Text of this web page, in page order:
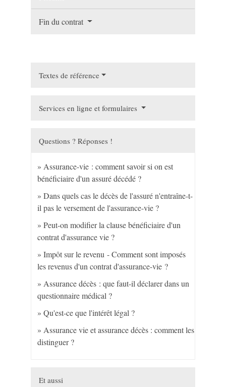
Fin du contrat
Textes de référence
Services en ligne et formulaires
Questions ? Réponses !
Assurance-vie : comment savoir si on est
bénéficiaire d'un assuré décédé ?
Dans quels cas le décès de l'assuré n'entraîne-t-
il pas le versement de l'assurance-vie ?
Peut-on modifier la clause bénéficiaire d'un
contrat d'assurance vie ?
Impôt sur le revenu - Comment sont imposés
les revenus d'un contrat d'assurance-vie ?
Assurance décès : que faut-il déclarer dans un
questionnaire médical ?
Qu'est-ce que l'intérêt légal ?
Assurance vie et assurance décès : comment les
distinguer ?
Et aussi